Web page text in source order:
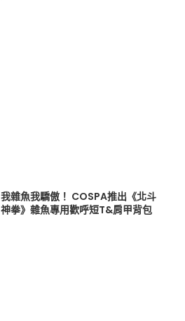
我雜魚我驕傲！ COSPA推出《北斗
神拳》雜魚專用歡呼短T&肩甲背包